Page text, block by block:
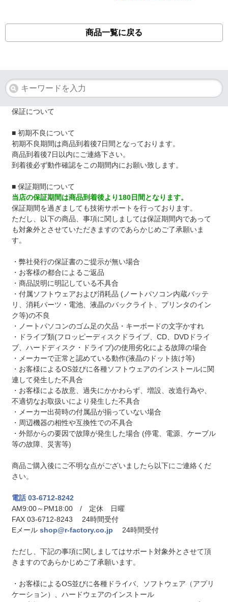
商品一覧に戻る
保証について
■ 初期不良について
初期不良期間は商品到着後7日間となっております。
商品到着後7日以内にご連絡下さい。
到着後必ず動作確認をこの期間内にお願い致します。
■ 保証期間について
当店の保証期間は商品到着後より180日間となります。
保証期間を過ぎましても技術サポートを行っております。
ただし、以下の商品、事項に関しましては保証期間内であって
も対象外とさせていただきますのであらかじめご了承願いま
す。
・弊社発行の保証書のご提示が無い場合
・お客様の都合によるご返品
・商品説明に明記している不具合
・付属ソフトウェアおよび消耗品 (ノートパソコン内蔵バッテ
リ、消耗パーツ・電池、液晶のバックライト、プリンタのイン
ク等)の不良
・ノートパソコンのゴム足の欠品・キーボードの文字かすれ
・ドライブ類(フロッピーディスクドライブ、CD、DVDドライ
ブ、ハードディスク・ドライブ)の使用劣化による故障の場合
・メーカーで正常と認めている動作(液晶のドット抜け等)
・お客様によるOS並びに各種ソフトウェアのインストールに関
連して発生した不具合
・お客様による故意、過失にかかわらず、増設、改造行為や、
不適切なお取扱いにより発生した不具合
・メーカー出荷時の付属品が揃っていない場合
・周辺機器の相性や互換性での不具合
・外部からの要因で故障が発生した場合 (停電、電源、ケーブル
等の故障、災害等)
商品ご購入後にご不明な点がございましたら以下にご連絡くだ
さい。
電話 03-6712-8242
AM9:00～PM18:00 / 定休 日曜
FAX 03-6712-8243 24時間受付
Eメール shop@r-factory.co.jp 24時間受付
ただし、下記の事項に関しましてはサポート対象外とさせて頂
きますのであらかじめご了承願います。
・お客様によるOS並びに各種ドライバ、ソフトウェア（アプリ
ケーション）、ハードウェアのインストール